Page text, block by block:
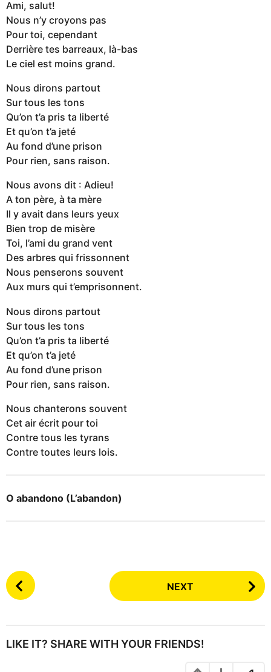
Ami, salut!
Nous n’y croyons pas
Pour toi, cependant
Derrière tes barreaux, là-bas
Le ciel est moins grand.
Nous dirons partout
Sur tous les tons
Qu’on t’a pris ta liberté
Et qu’on t’a jeté
Au fond d’une prison
Pour rien, sans raison.
Nous avons dit : Adieu!
A ton père, à ta mère
Il y avait dans leurs yeux
Bien trop de misère
Toi, l’ami du grand vent
Des arbres qui frissonnent
Nous penserons souvent
Aux murs qui t’emprisonnent.
Nous dirons partout
Sur tous les tons
Qu’on t’a pris ta liberté
Et qu’on t’a jeté
Au fond d’une prison
Pour rien, sans raison.
Nous chanterons souvent
Cet air écrit pour toi
Contre tous les tyrans
Contre toutes leurs lois.
O abandono (L’abandon)
P
o
P
NEXT
LIKE IT? SHARE WITH YOUR FRIENDS!